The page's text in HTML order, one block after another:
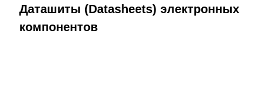
Даташиты (Datasheets) электронных
компонентов